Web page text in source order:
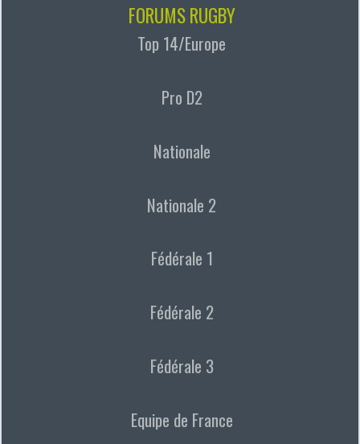
FORUMS RUGBY
Top 14/Europe
Pro D2
Nationale
Nationale 2
Fédérale 1
Fédérale 2
Fédérale 3
Equipe de France